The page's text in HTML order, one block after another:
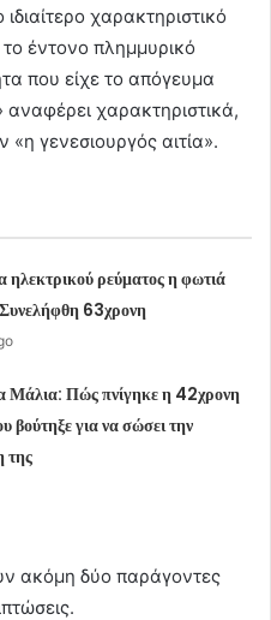
χαρακτηριστικό
έντονο πλημμυρικό
που είχε το απόγευμα
αναφέρει χαρακτηριστικά,
γενεσιουργός αιτία».
ηλεκτρικού ρεύματος η φωτιά
63χρονη
Μάλια: Πώς πνίγηκε η 42χρονη
βούτηξε για να σώσει την
της
ακόμη δύο παράγοντες